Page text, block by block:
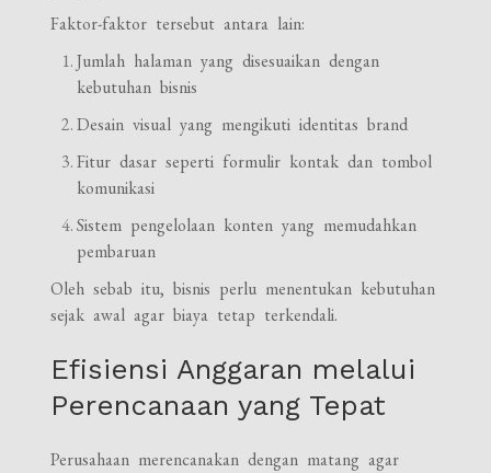
Faktor-faktor tersebut antara lain:
Jumlah halaman yang disesuaikan dengan
kebutuhan bisnis
Desain visual yang mengikuti identitas brand
Fitur dasar seperti formulir kontak dan tombol
komunikasi
Sistem pengelolaan konten yang memudahkan
pembaruan
Oleh sebab itu, bisnis perlu menentukan kebutuhan
sejak awal agar biaya tetap terkendali.
Efisiensi Anggaran melalui
Perencanaan yang Tepat
Perusahaan merencanakan dengan matang agar